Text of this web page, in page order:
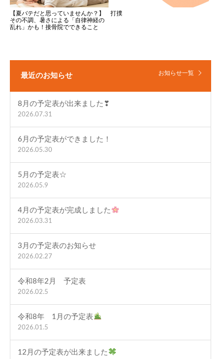
【夏バテだと思っていませんか？】
その不調、暑さによる「自律神経の
乱れ」かも！接骨院でできること
打撲
最近のお知らせ お知らせ一覧
8月の予定表が出来ました❣
2026.07.31
6月の予定表ができました！
2026.05.30
5月の予定表☆
2026.05.9
4月の予定表が完成しました
2026.03.31
3月の予定表のお知らせ
2026.02.27
令和8年2月 予定表
2026.02.5
令和8年 1月の予定表
2026.01.5
12月の予定表が出来ました